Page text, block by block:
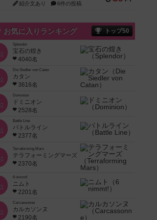
紹介文あり 6件の投稿
お気に入りランキング トップ50
Splendor
宝石の煌き
4040名
Die Siedler von Catan
カタン
3616名
Dominion
ドミニオン
2528名
Battle Line
バトルライン
2377名
Terraforming Mars
テラフォーミングマーズ
2370名
6 nimmt!
ニムト
2201名
Carcassonne
カルカソンヌ
2190名